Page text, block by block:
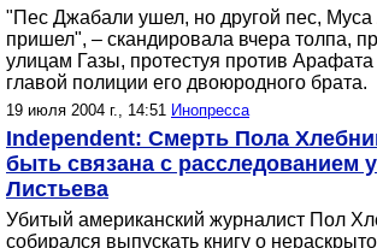
"Пес Джабали ушел, но другой пес, Муса
пришел", – скандировала вчера толпа,
улицам Газы, протестуя против Арафата
главой полиции его двоюродного брата.
19 июля 2004 г., 14:51 Инопресса
Independent: Смерть Пола
быть связана с расследованием
Листьева
Убитый американский журналист Пол
собирался выпускать книгу о